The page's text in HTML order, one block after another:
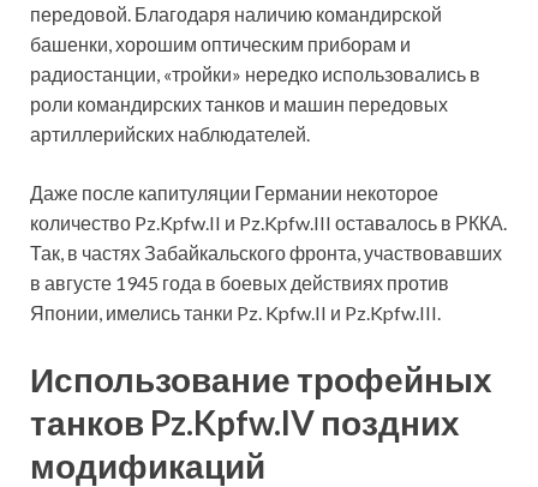
передовой. Благодаря наличию командирской
башенки, хорошим оптическим приборам и
радиостанции, «тройки» нередко использовались в
роли командирских танков и машин передовых
артиллерийских наблюдателей.
Даже после капитуляции Германии некоторое
количество Pz.Kpfw.II и Pz.Kpfw.III оставалось в РККА.
Так, в частях Забайкальского фронта, участвовавших
в августе 1945 года в боевых действиях против
Японии, имелись танки Pz. Kpfw.II и Pz.Kpfw.III.
Использование трофейных
танков Pz.Kpfw.IV поздних
модификаций